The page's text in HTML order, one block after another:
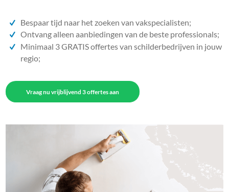
Bespaar tijd naar het zoeken van vakspecialisten;
Ontvang alleen aanbiedingen van de beste professionals;
Minimaal 3 GRATIS offertes van schilderbedrijven in jouw
regio;
Vraag nu vrijblijvend 3 offertes aan